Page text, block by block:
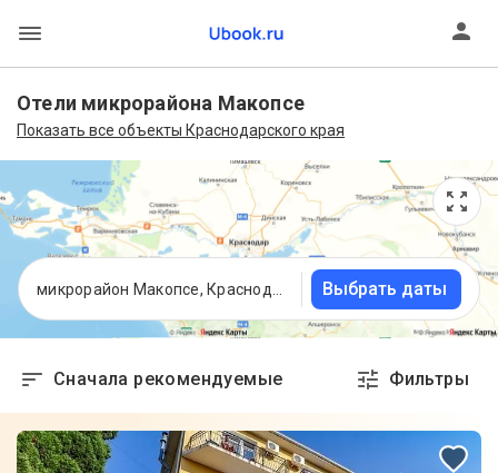
Отели микрорайона Макопсе
Показать все объекты Краснодарского края
Выбрать даты
Сначала рекомендуемые Фильтры